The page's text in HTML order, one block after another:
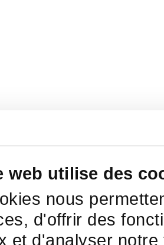
web utilise des
nous
d'offrir des
et d'analyser